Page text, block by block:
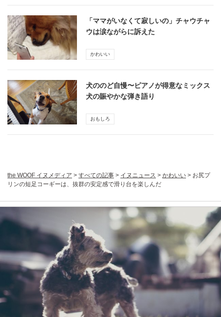
「ママがいなくて寂しいの」チャウチャ
ウは涙ながらに訴えた
かわいい
犬ののど自慢〜ピアノが得意なミックス
犬の賑やかな弾き語り
おもしろ
the WOOF イヌメディア > すべての記事 > イヌニュース > かわいい > お尻プ
リンの短足コーギーは、抜群の安定感で滑り台を楽しんだ